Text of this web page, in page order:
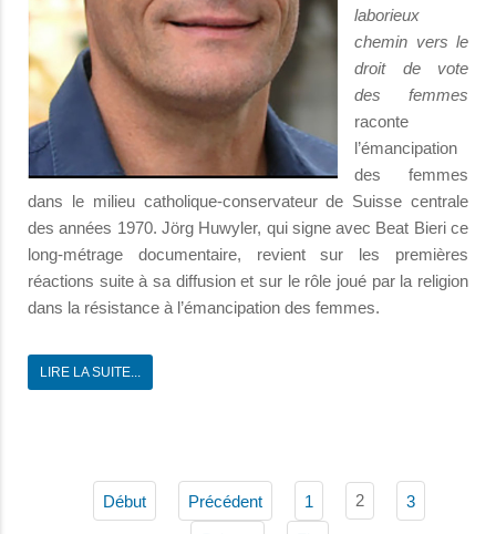
laborieux
chemin vers le
droit de vote
des femmes
raconte
l’émancipation
des femmes
dans le milieu catholique-conservateur de Suisse centrale
des années 1970. Jörg Huwyler, qui signe avec Beat Bieri ce
long-métrage documentaire, revient sur les premières
réactions suite à sa diffusion et sur le rôle joué par la religion
dans la résistance à l’émancipation des femmes.
LIRE LA SUITE...
Début Précédent 1 2 3